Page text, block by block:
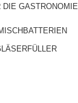
GASTRONOMIE